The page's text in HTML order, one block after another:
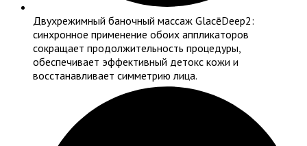
Двухрежимный баночный массаж GlacēDeep2:
синхронное применение обоих аппликаторов
сокращает продолжительность процедуры,
обеспечивает эффективный детокс кожи и
восстанавливает симметрию лица.